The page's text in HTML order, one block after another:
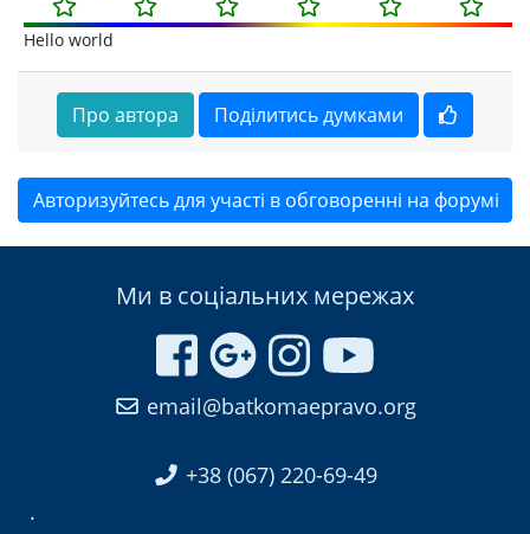
Hello world
Про автора Поділитись думками
Авторизуйтесь для участі в обговоренні на форумі
Ми в соціальних мережах
email@batkomaepravo.org
+38 (067) 220-69-49
.